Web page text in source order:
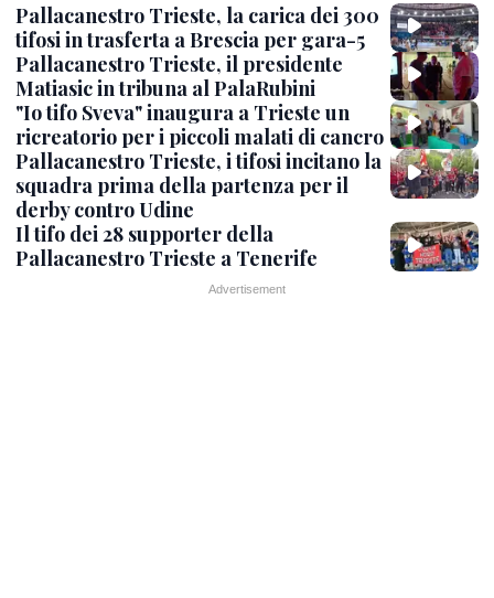
Pallacanestro Trieste, la carica dei 300
tifosi in trasferta a Brescia per gara-5
Pallacanestro Trieste, il presidente
Matiasic in tribuna al PalaRubini
"Io tifo Sveva" inaugura a Trieste un
ricreatorio per i piccoli malati di cancro
Pallacanestro Trieste, i tifosi incitano la
squadra prima della partenza per il
derby contro Udine
Il tifo dei 28 supporter della
Pallacanestro Trieste a Tenerife